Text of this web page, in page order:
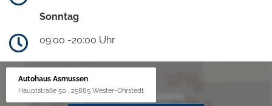
Sonntag
09:00 -20:00 Uhr
Autohaus Asmussen
Hauptstraße 50 , 25885 Wester-Ohrstedt